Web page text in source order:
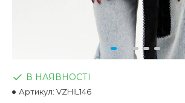
В НАЯВНОСТІ
Артикул: VZHIL146